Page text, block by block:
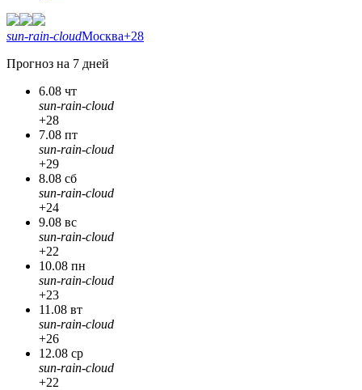
sun-rain-cloudМосква+28
Прогноз на 7 дней
6.08 чт
sun-rain-cloud
+28
7.08 пт
sun-rain-cloud
+29
8.08 сб
sun-rain-cloud
+24
9.08 вс
sun-rain-cloud
+22
10.08 пн
sun-rain-cloud
+23
11.08 вт
sun-rain-cloud
+26
12.08 ср
sun-rain-cloud
+22